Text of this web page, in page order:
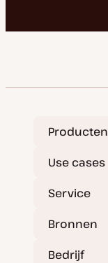
Producten
Use cases
Service
Bronnen
Bedrijf